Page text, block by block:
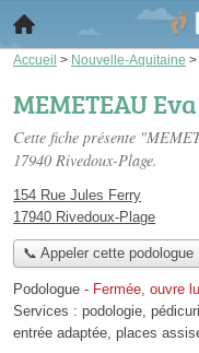
Accueil > Nouvelle-Aquitaine >
MEMETEAU Eva
Cette fiche présente
17940 Rivedoux-Plage.
154 Rue Jules Ferry
17940 Rivedoux-Plage
📞 Appeler cette podologue
Podologue - Fermée, ouvre
Services : podologie,
entrée adaptée, places